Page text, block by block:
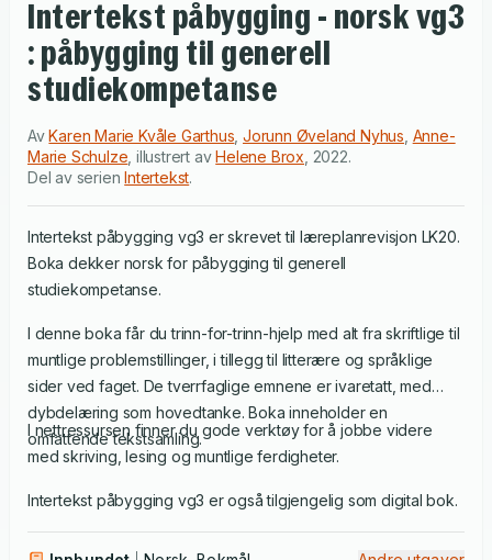
Intertekst påbygging - norsk vg3
: påbygging til generell
studiekompetanse
AvKaren Marie Kvåle Garthus ,Jorunn Øveland Nyhus Anne-
Marie Schulze ,illustrert avHelene Brox 2022.
Del av serienIntertekst.
Intertekst påbygging vg3 er skrevet til læreplanrevisjon LK20.
Boka dekker norsk for påbygging til generell
studiekompetanse.
I denne boka får du trinn-for-trinn-hjelp med alt fra skriftlige til
muntlige problemstillinger, i tillegg til litterære og språklige
sider ved faget. De tverrfaglige emnene er ivaretatt, med
dybdelæring som hovedtanke. Boka inneholder en
omfattende tekstsamling.
I nettressursen finner du gode verktøy for å jobbe videre
med skriving, lesing og muntlige ferdigheter.
Intertekst påbygging vg3 er også tilgjengelig som digital bok.